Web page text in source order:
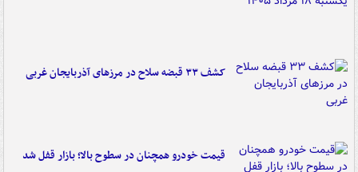
کشف ۳۳ قبضه سلاح در مرزهای آذربایجان غربی
قیمت خودرو همچنان در سطوح بالا؛ بازار قفل شد